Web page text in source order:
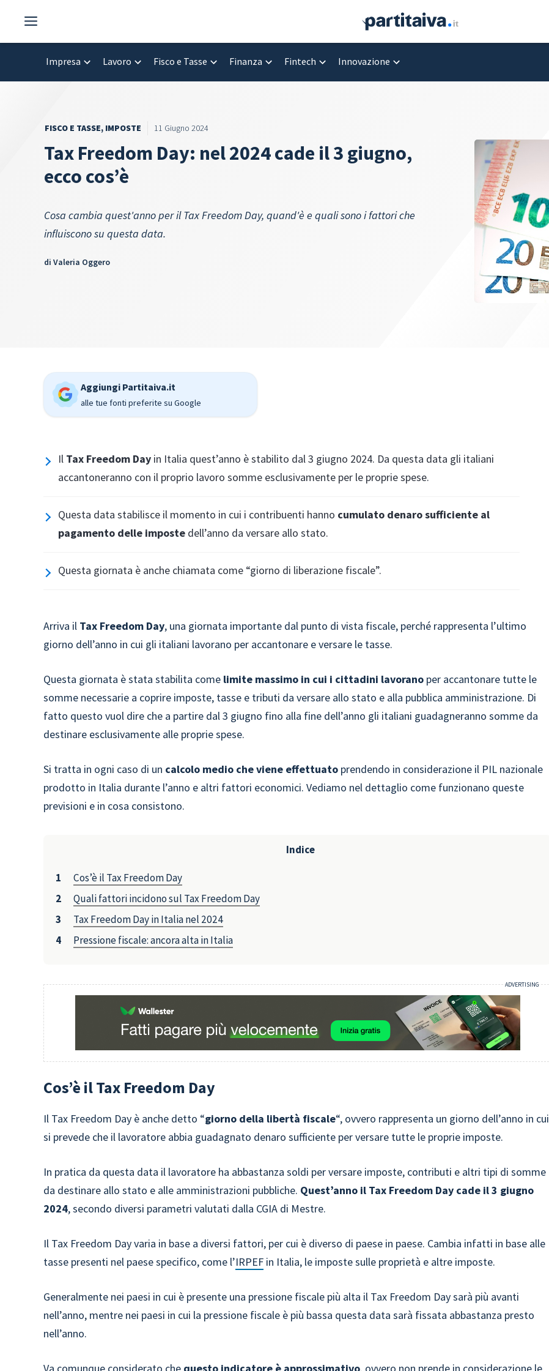
contenuto
Impresa Lavoro Fisco e Tasse Finanza Fintech Innovazione
FISCO E TASSE, IMPOSTE 11 Giugno 2024
Tax Freedom Day: nel 2024 cade il 3 giugno,
ecco cos’è
Cosa cambia quest'anno per il Tax Freedom Day, quand'è e quali sono i fattori che
influiscono su questa data.
di Valeria Oggero
Aggiungi Partitaiva.it
alle tue fonti preferite su Google
Il Tax Freedom Day in Italia quest’anno è stabilito dal 3 giugno 2024. Da questa data gli italiani
accantoneranno con il proprio lavoro somme esclusivamente per le proprie spese.
Questa data stabilisce il momento in cui i contribuenti hanno cumulato denaro sufficiente al
pagamento delle imposte dell’anno da versare allo stato.
Questa giornata è anche chiamata come “giorno di liberazione fiscale”.
Arriva il Tax Freedom Day, una giornata importante dal punto di vista fiscale, perché rappresenta l’ultimo
giorno dell’anno in cui gli italiani lavorano per accantonare e versare le tasse.
Questa giornata è stata stabilita come limite massimo in cui i cittadini lavorano per accantonare tutte le
somme necessarie a coprire imposte, tasse e tributi da versare allo stato e alla pubblica amministrazione. Di
fatto questo vuol dire che a partire dal 3 giugno fino alla fine dell’anno gli italiani guadagneranno somme da
destinare esclusivamente alle proprie spese.
Si tratta in ogni caso di un calcolo medio che viene effettuato prendendo in considerazione il PIL nazionale
prodotto in Italia durante l’anno e altri fattori economici. Vediamo nel dettaglio come funzionano queste
previsioni e in cosa consistono.
Indice
Cos’è il Tax Freedom Day
Quali fattori incidono sul Tax Freedom Day
Tax Freedom Day in Italia nel 2024
Pressione fiscale: ancora alta in Italia
Cos’è il Tax Freedom Day
Il Tax Freedom Day è anche detto “giorno della libertà fiscale“, ovvero rappresenta un giorno dell’anno in cui
si prevede che il lavoratore abbia guadagnato denaro sufficiente per versare tutte le proprie imposte.
In pratica da questa data il lavoratore ha abbastanza soldi per versare imposte, contributi e altri tipi di somme
da destinare allo stato e alle amministrazioni pubbliche. Quest’anno il Tax Freedom Day cade il 3 giugno
2024, secondo diversi parametri valutati dalla CGIA di Mestre.
Il Tax Freedom Day varia in base a diversi fattori, per cui è diverso di paese in paese. Cambia infatti in base alle
tasse presenti nel paese specifico, come l’IRPEF in Italia, le imposte sulle proprietà e altre imposte.
Generalmente nei paesi in cui è presente una pressione fiscale più alta il Tax Freedom Day sarà più avanti
nell’anno, mentre nei paesi in cui la pressione fiscale è più bassa questa data sarà fissata abbastanza presto
nell’anno.